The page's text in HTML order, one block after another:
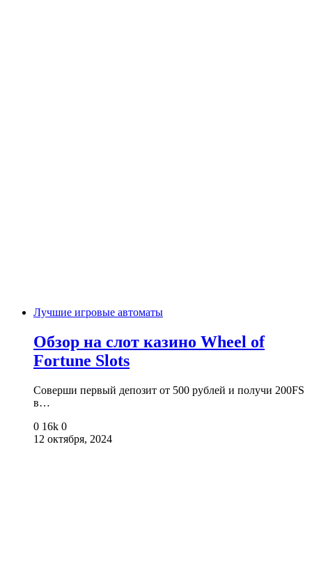
Лучшие игровые автоматы
Обзор на слот казино Wheel of
Fortune Slots
Соверши первый депозит от 500 рублей и получи 200FS
в…
0 16k 0
12 октября, 2024